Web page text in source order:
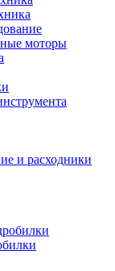
моторы
и расходники